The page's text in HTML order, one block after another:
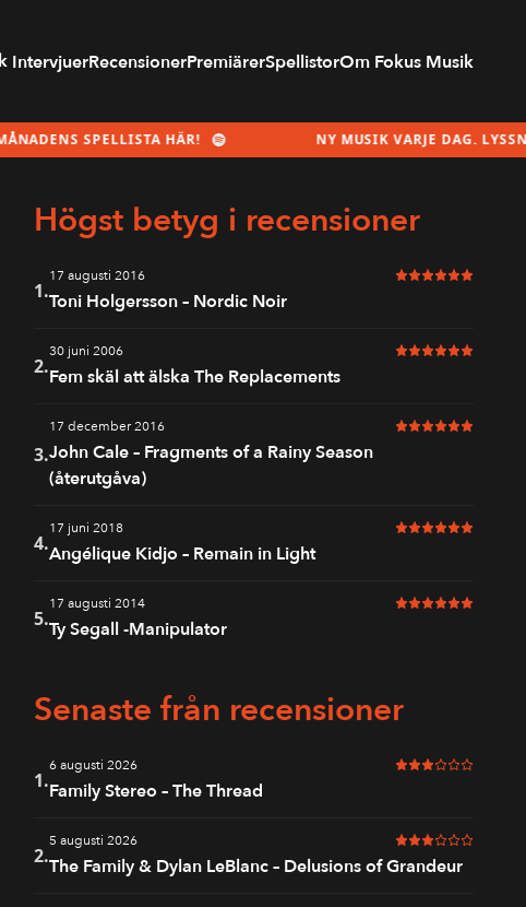
IntervjuerRecensionerPremiärerSpellistorOm Fokus Musik
SPELLISTA HÄR! NY MUSIK VARJE DAG. LYSSNA PÅ
Högst betyg i recensioner
1.
17 augusti 2016 6 av 6 i betyg
Toni Holgersson – Nordic Noir
2.
30 juni 2006 6 av 6 i betyg
Fem skäl att älska The Replacements
3.
17 december 2016 6 av 6 i betyg
John Cale – Fragments of a Rainy Season
(återutgåva)
4.
17 juni 2018 6 av 6 i betyg
Angélique Kidjo – Remain in Light
5.
17 augusti 2014 6 av 6 i betyg
Ty Segall -Manipulator
Senaste från recensioner
1.
6 augusti 2026 3 av 6 i betyg
Family Stereo – The Thread
2.
5 augusti 2026 3 av 6 i betyg
The Family & Dylan LeBlanc – Delusions of Grandeur